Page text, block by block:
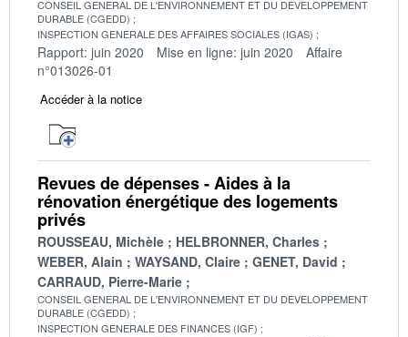
CONSEIL GENERAL DE L'ENVIRONNEMENT ET DU DEVELOPPEMENT
DURABLE (CGEDD)
INSPECTION GENERALE DES AFFAIRES SOCIALES (IGAS)
Rapport: juin 2020 Mise en ligne: juin 2020
Affaire
n°013026-01
Accéder à la notice
Revues de dépenses - Aides à la
rénovation énergétique des logements
privés
ROUSSEAU, Michèle
HELBRONNER, Charles
WEBER, Alain
WAYSAND, Claire
GENET, David
CARRAUD, Pierre-Marie
CONSEIL GENERAL DE L'ENVIRONNEMENT ET DU DEVELOPPEMENT
DURABLE (CGEDD)
INSPECTION GENERALE DES FINANCES (IGF)